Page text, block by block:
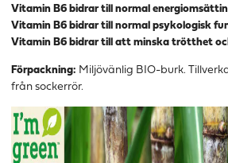
Vitamin B6 bidrar till normal
Vitamin B6 bidrar till normal psykologisk
Vitamin B6 bidrar till att minska trötthet
Förpackning: Miljövänlig BIO-burk.
från sockerrör.